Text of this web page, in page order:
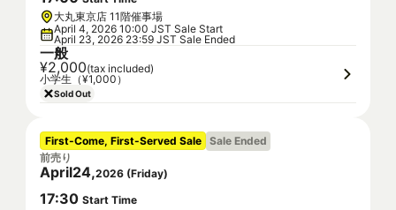
大丸東京店 11階催事場
April 4, 2026 10:00 JST Sale Start
April 23, 2026 23:59 JST Sale Ended
一般
¥2,000(tax included)
小学生（¥1,000）
Sold Out
First-Come, First-Served Sale Sale Ended
前売り
April24,2026 (Friday)
17:30 Start Time